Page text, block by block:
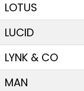
LOTUS
LUCID
LYNK & CO
MAN